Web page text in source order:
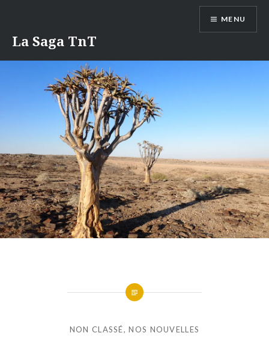
contenuLa Saga TnT
MENU
NON CLASSÉ,NOS NOUVELLES